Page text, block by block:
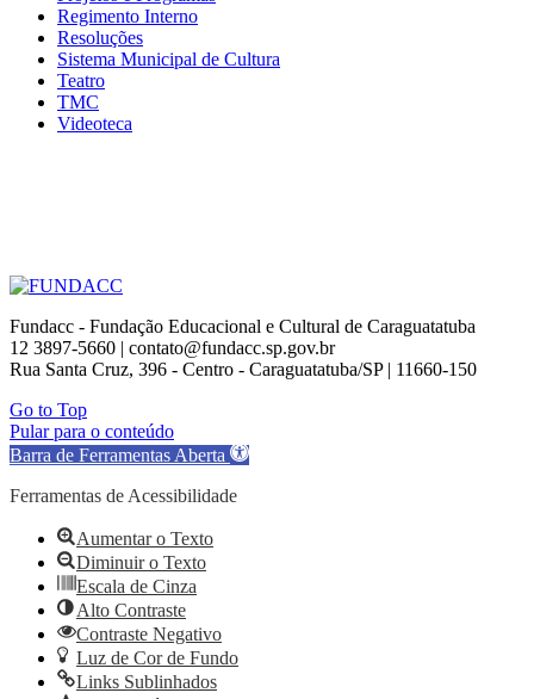
Regimento Interno
Resoluções
Sistema Municipal de Cultura
Teatro
TMC
Videoteca
Fundacc - Fundação Educacional e Cultural de Caraguatatuba
12 3897-5660 | contato@fundacc.sp.gov.br
Rua Santa Cruz, 396 - Centro - Caraguatatuba/SP | 11660-150
Go to Top
Pular para o conteúdo
Barra de Ferramentas Aberta
Ferramentas de Acessibilidade
Aumentar o Texto
Diminuir o Texto
Escala de Cinza
Alto Contraste
Contraste Negativo
Luz de Cor de Fundo
Links Sublinhados